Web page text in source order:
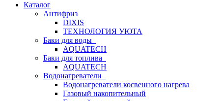
Каталог
Антифриз
DIXIS
ТЕХНОЛОГИЯ УЮТА
Баки для воды
AQUATECH
Баки для топлива
AQUATECH
Водонагреватели
Водонагреватели косвенного нагрева
Газовый накопительный